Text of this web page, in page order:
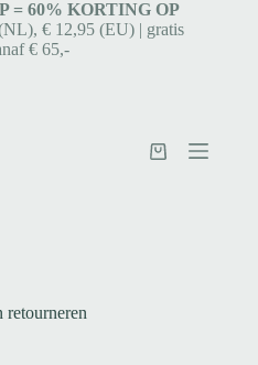
= 60% KORTING OP
€ 12,95 (EU) | gratis
€ 65,-
retourneren